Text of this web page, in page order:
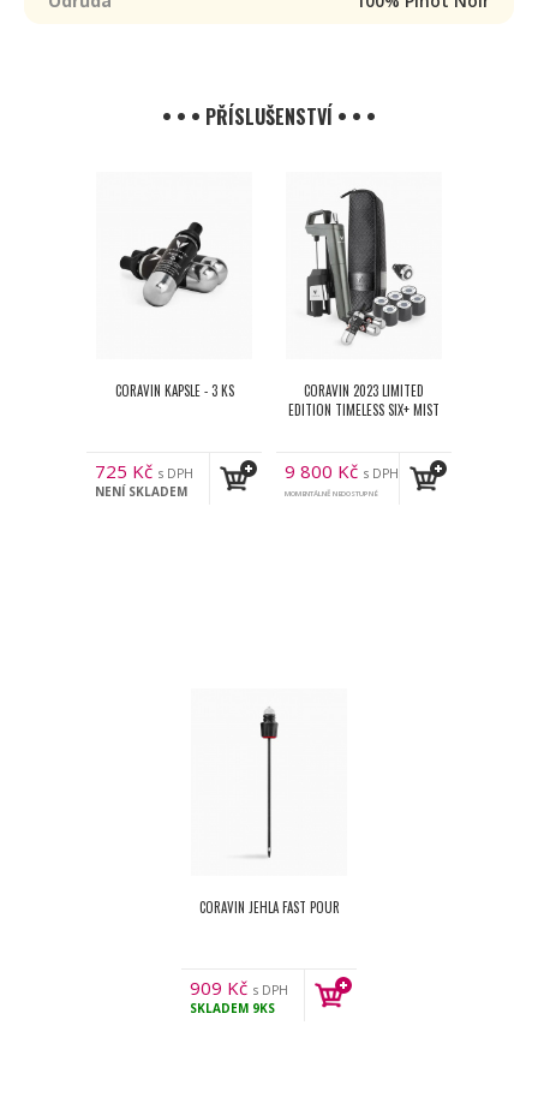
• • • PŘÍSLUŠENSTVÍ • • •
CORAVIN KAPSLE - 3 KS
725 Kč s DPH
NENÍ SKLADEM
CORAVIN 2023 LIMITED
EDITION TIMELESS SIX+ MIST
9 800 Kč s DPH
MOMENTÁLNĚ NEDOSTUPNÉ
CORAVIN JEHLA FAST POUR
909 Kč s DPH
SKLADEM 9KS